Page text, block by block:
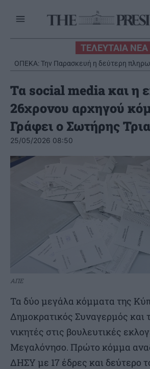
ΤΕΛΕΥΤΑΙΑ ΝΕΑ
ΟΠΕΚΑ: Την Παρασκευή η δεύτερη
του Λογαριασμού Αγροτικής
Τα social media και η
26χρονου αρχηγού
Γράφει ο Σωτήρης
25/05/2026 08:50
ΑΠΕ
Τα δύο μεγάλα κόμματα της
Δημοκρατικός Συναγερμός και
νικητές στις βουλευτικές
Μεγαλόνησο. Πρώτο κόμμα
ΔΗΣΥ με 17 έδρες και δεύτερο